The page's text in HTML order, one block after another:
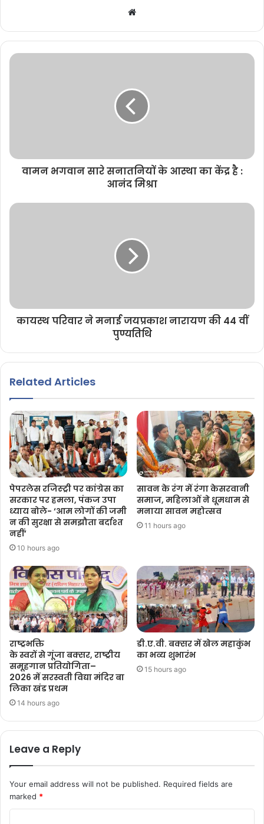
b
s
e
वामन भगवान सारे सनातनियों के आस्था का केंद्र है :
आनंद मिश्रा
कायस्थ परिवार ने मनाई जयप्रकाश नारायण की 44 वीं
पुण्यतिथि
Related Articles
पेपरलेस रजिस्ट्री पर कांग्रेस का
सरकार पर हमला, पंकज उपा
ध्याय बोले- ‘आम लोगों की जमी
न की सुरक्षा से समझौता बर्दाश्त
नहीं’
10 hours ago
सावन के रंग में रंगा केसरवानी
समाज, महिलाओं ने धूमधाम से
मनाया सावन महोत्सव
11 hours ago
राष्ट्रभक्ति
के स्वरों से गूंजा बक्सर, राष्ट्रीय
समूहगान प्रतियोगिता–
2026 में सरस्वती विद्या मंदिर बा
लिका खंड प्रथम
14 hours ago
डी.ए.वी. बक्सर में खेल महाकुंभ
का भव्य शुभारंभ
15 hours ago
Leave a Reply
Your email address will not be published. Required fields are
marked *